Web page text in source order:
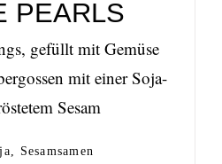
PEARLS
gefüllt mit Gemüse
mit einer Soja-
Sesam
Sesamsamen